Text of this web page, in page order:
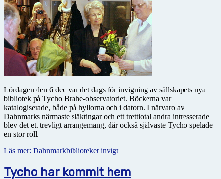
Lördagen den 6 dec var det dags för invigning av sällskapets nya
bibliotek på Tycho Brahe-observatoriet. Böckerna var
katalogiserade, både på hyllorna och i datorn. I närvaro av
Dahnmarks närmaste släktingar och ett trettiotal andra intresserade
blev det ett trevligt arrangemang, där också självaste Tycho spelade
en stor roll.
Läs mer: Dahnmarkbiblioteket invigt
Tycho har kommit hem